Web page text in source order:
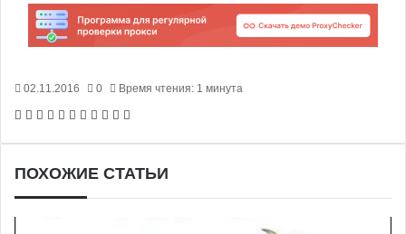
02.11.2016 0 Время чтения: 1 минута
Facebook
X Pinterest
Вконтакте
Одноклассники
Messenger
Messenger
WhatsApp
Telegram
Viber
ПОХОЖИЕ СТАТЬИ